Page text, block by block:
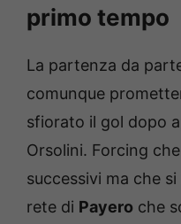
primo tempo
La partenza da
comunque
sfiorato il gol dopo
Orsolini. Forcing
successivi ma che
rete di Payero che